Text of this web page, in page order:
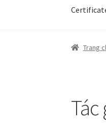
Trang
Tác